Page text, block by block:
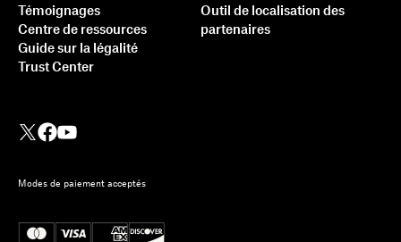
Témoignages
Centre de ressources
Guide sur la légalité
Trust Center
Outil de localisation des
partenaires
Modes de paiement acceptés